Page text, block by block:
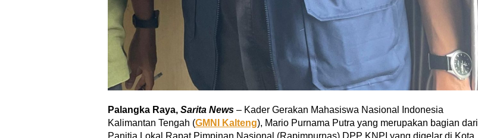
Palangka Raya, Sarita News – Kader Gerakan Mahasiswa Nasional Indonesia
Kalimantan Tengah (GMNI Kalteng), Mario Purnama Putra yang merupakan bagian dari